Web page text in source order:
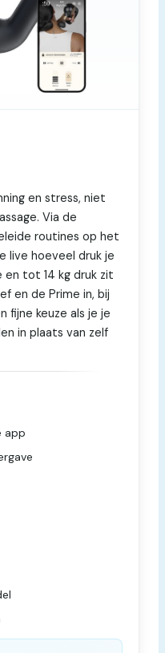
en stress, niet
Via de
routines op het
live hoeveel druk je
en tot 14 kg druk zit
en de Prime in, bij
fijne keuze als je je
in plaats van zelf
app